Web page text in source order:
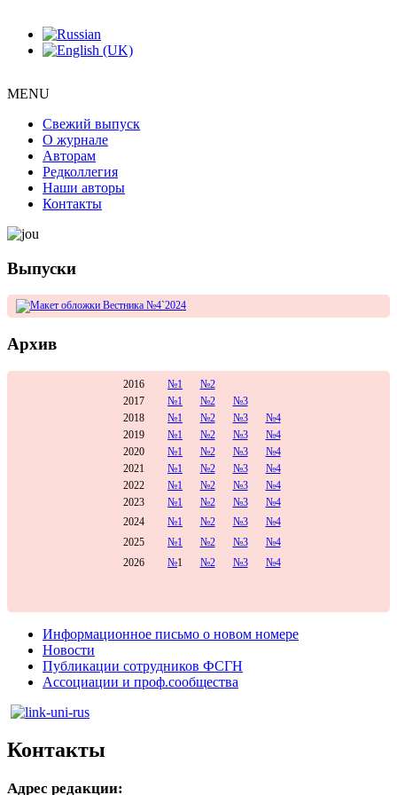
MENU
Свежий выпуск
О журнале
Авторам
Редколлегия
Наши авторы
Контакты
Выпуски
Архив
2016 №1
№2
2017
№1 №2
№3
2018
№1 №2 №3
№4
2019
№1 №2 №3
№4
2020
№1 №2 №3
№4
2021
№1 №2 №3
№4
2022
№1 №2 №3
№4
2023
№1 №2 №3
№4
2024
№1 №2 №3
№4
2025
№1 №2 №3
№4
2026
№1 №2 №3 №4
Информационное письмо о новом номере
Новости
Публикации сотрудников ФСГН
Ассоциации и проф.сообщества
Контакты
Адрес редакции: